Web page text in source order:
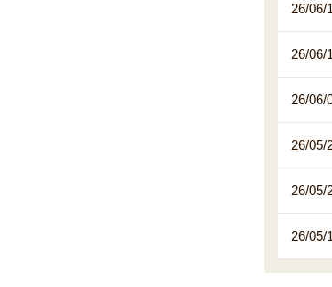
26/06/
26/06/
26/06/
26/05/
26/05/
26/05/